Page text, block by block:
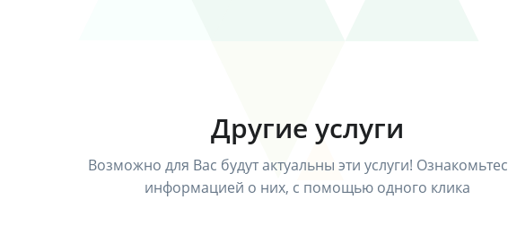
Другие услуги
Возможно для Вас будут актуальны эти услуги!
информацией о них, с помощью одного клика